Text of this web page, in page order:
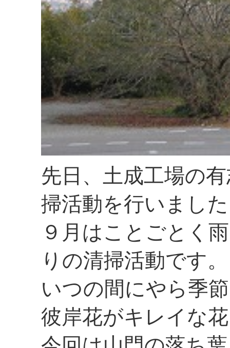
先日、土成工場の
掃活動を行いまし
９月はことごとく
りの清掃活動です。
いつの間にやら季
彼岸花がキレイな